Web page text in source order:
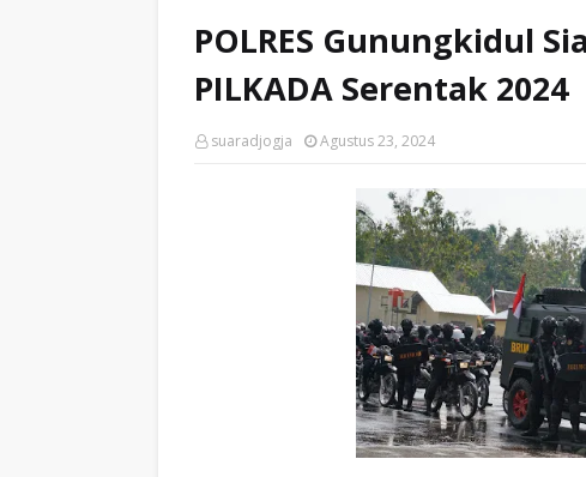
POLRES Gunungkidul
PILKADA Serentak 2024
suaradjogja Agustus 23, 2024